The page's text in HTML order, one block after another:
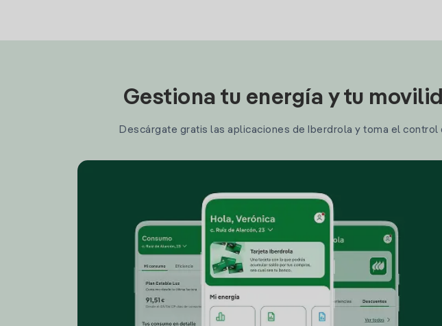
Gestiona tu energía y tu
Descárgate gratis las aplicaciones de Iberdrola y toma el